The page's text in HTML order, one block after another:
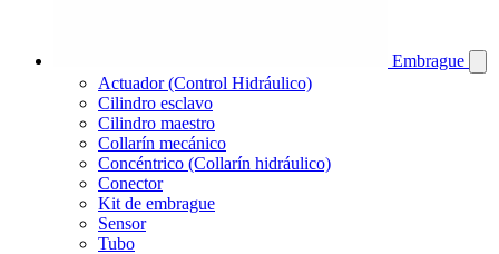
Embrague
Actuador (Control Hidráulico)
Cilindro esclavo
Cilindro maestro
Collarín mecánico
Concéntrico (Collarín hidráulico)
Conector
Kit de embrague
Sensor
Tubo